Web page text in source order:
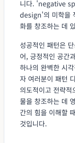
니다. 'negative
design'의 미학을
화를 창조하는 데
성공적인 패턴은
어, 긍정적인 공간
하나의 완벽한 시
자 여러분이 패턴
의도적이고 전략
물을 창조하는 데
간의 힘을 이해할
것입니다.